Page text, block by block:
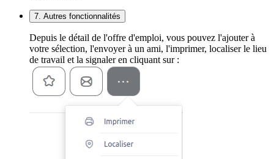
7. Autres fonctionnalités
Depuis le détail de l'offre d'emploi, vous pouvez l'ajouter à
votre sélection, l'envoyer à un ami, l'imprimer, localiser le lieu
de travail et la signaler en cliquant sur :